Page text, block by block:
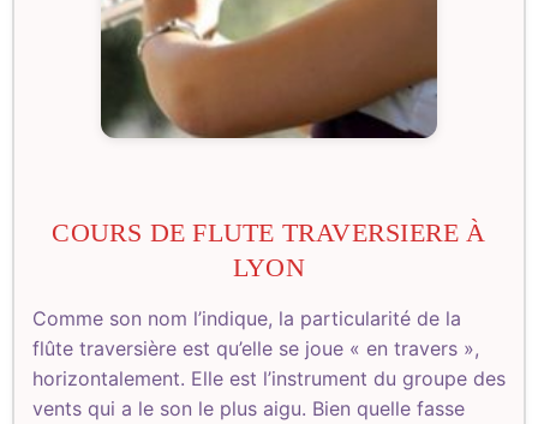
COURS DE FLUTE TRAVERSIERE À
LYON
Comme son nom l’indique, la particularité de la
flûte traversière est qu’elle se joue « en travers »,
horizontalement. Elle est l’instrument du groupe des
vents qui a le son le plus aigu. Bien quelle fasse